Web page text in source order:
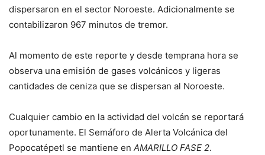
dispersaron en el sector Noroeste. Adicionalmente se
contabilizaron 967 minutos de tremor.
Al momento de este reporte y desde temprana hora se
observa una emisión de gases volcánicos y ligeras
cantidades de ceniza que se dispersan al Noroeste.
Cualquier cambio en la actividad del volcán se reportará
oportunamente. El Semáforo de Alerta Volcánica del
Popocatépetl se mantiene en AMARILLO FASE 2.